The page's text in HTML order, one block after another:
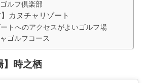
ルフ倶楽部
カヌチャリゾート
トへのアクセスがよいゴルフ場
ゴルフコース
】時之栖